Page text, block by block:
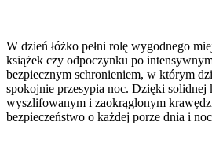
W dzień łóżko pełni rolę wygodnego
książek czy odpoczynku po
bezpiecznym schronieniem, w którym
spokojnie przesypia noc. Dzięki solidnej
wyszlifowanym i zaokrąglonym
bezpieczeństwo o każdej porze dnia i